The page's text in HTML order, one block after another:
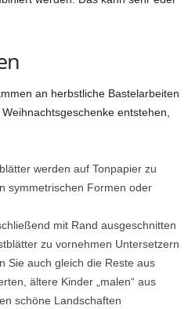
an herbstliche Bastelarbeiten
entstehen,
werden auf Tonpapier zu
symmetrischen Formen oder
mit Rand ausgeschnitten
zu vornehmen Untersetzern
Sie auch gleich die Reste aus
ältere Kinder „malen“ aus
schöne Landschaften